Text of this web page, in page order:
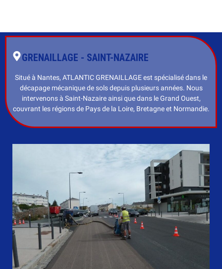
GRENAILLAGE - SAINT-NAZAIRE
Situé à Nantes, ATLANTIC GRENAILLAGE est spécialisé dans le
décapage mécanique de sols depuis plusieurs années. Nous
intervenons à Saint-Nazaire ainsi que dans le Grand Ouest,
couvrant les régions de Pays de la Loire, Bretagne et Normandie.